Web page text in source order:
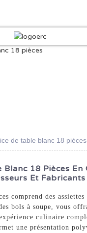
de table blanc 18 pièces
Blanc 18 Pièces En
Et Fabricants
comprend des assiettes
bols à soupe, vous
culinaire
une présentation